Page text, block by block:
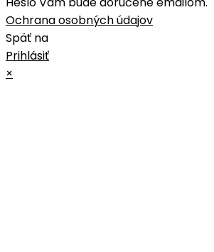
Ochrana osobných údajov
Späť na
Prihlásiť
×